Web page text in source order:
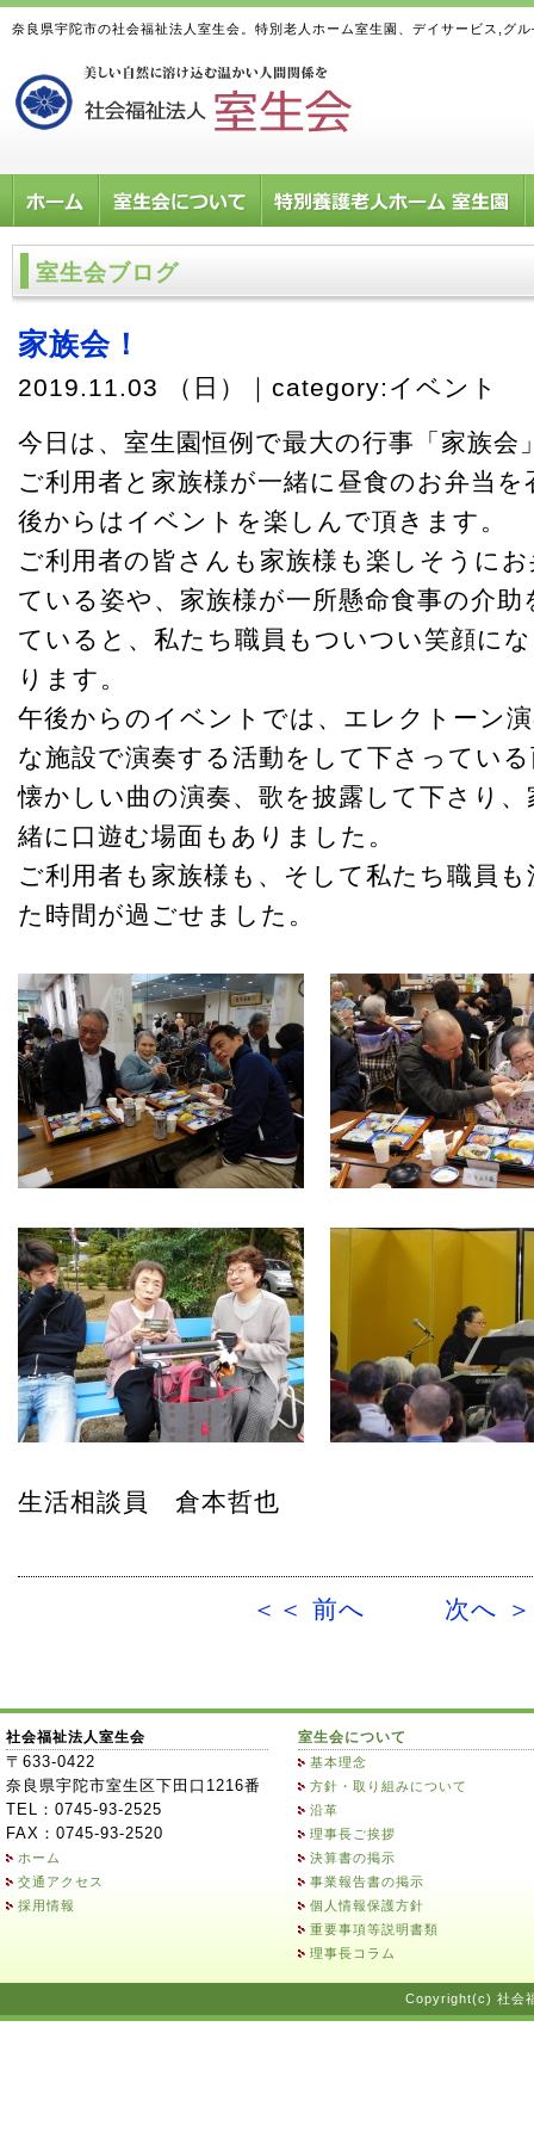
奈良県宇陀市の社会福祉法人室生会。特別老人ホーム室生園、デイサービス,グ
室生会ブログ
家族会！
2019.11.03 （日）｜category: イベント
今日は、室生園恒例で最大の行事「家族会
ご利用者と家族様が一緒に昼食のお弁当
後からはイベントを楽しんで頂きます。
ご利用者の皆さんも家族様も楽しそうに
ている姿や、家族様が一所懸命食事の介
ていると、私たち職員もついつい笑顔に
ります。
午後からのイベントでは、エレクトーン
な施設で演奏する活動をして下さってい
懐かしい曲の演奏、歌を披露して下さり
緒に口遊む場面もありました。
ご利用者も家族様も、そして私たち職員
た時間が過ごせました。
生活相談員 倉本哲也
＜＜ 前へ 次へ
社会福祉法人室生会
〒633-0422
奈良県宇陀市室生区下田口1216番
TEL：0745-93-2525
FAX：0745-93-2520
ホーム
交通アクセス
採用情報
室生会について
基本理念
方針・取り組みについて
沿革
理事長ご挨拶
決算書の掲示
事業報告書の掲示
個人情報保護方針
重要事項等説明書類
理事長コラム
Copyright(c) 社会